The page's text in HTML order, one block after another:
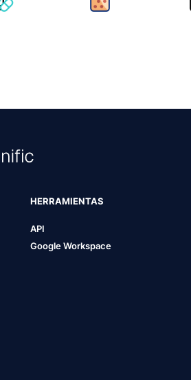
HERRAMIENTAS
API
Google Workspace